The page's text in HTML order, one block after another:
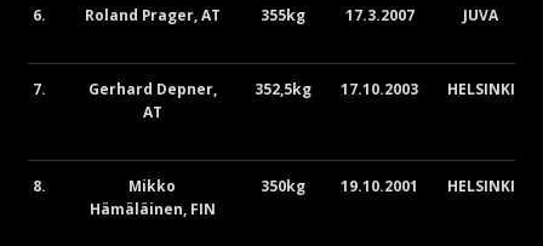
6. Roland Prager, AT 355kg 17.3.2007 JUVA
7.
Gerhard Depner,
AT
352,5kg 17.10.2003 HELSINKI
8.
Mikko
Hämäläinen, FIN
350kg 19.10.2001 HELSINKI